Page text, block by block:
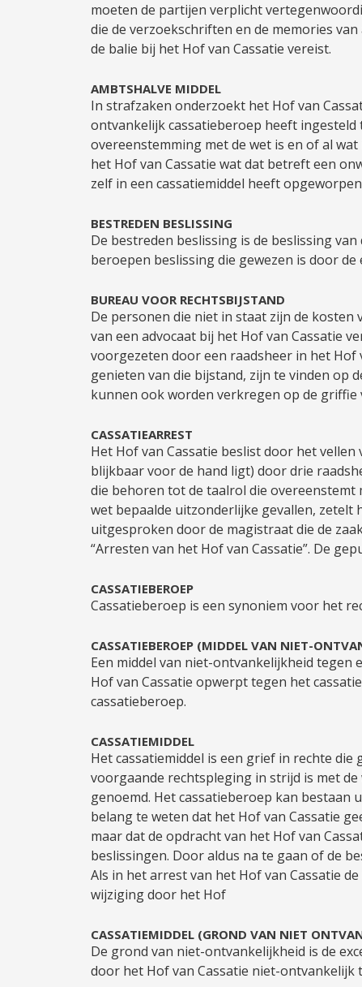
moeten de partijen verplicht
die de verzoekschriften en de memories
de balie bij het Hof van Cassatie vereist.
AMBTSHALVE MIDDEL
In strafzaken onderzoekt het Hof van
ontvankelijk cassatieberoep heeft
overeenstemming met de wet is en of al
het Hof van Cassatie wat dat betreft een
zelf in een cassatiemiddel heeft
BESTREDEN BESLISSING
De bestreden beslissing is de beslissing
beroepen beslissing die gewezen is door
BUREAU VOOR RECHTSBIJSTAND
De personen die niet in staat zijn de
van een advocaat bij het Hof van Cassatie
voorgezeten door een raadsheer in het
genieten van die bijstand, zijn te vinden op
kunnen ook worden verkregen op de griffie
CASSATIEARREST
Het Hof van Cassatie beslist door het
blijkbaar voor de hand ligt) door drie
die behoren tot de taalrol die overeenstemt
wet bepaalde uitzonderlijke gevallen, zetelt
uitgesproken door de magistraat die de
“Arresten van het Hof van Cassatie”. De
CASSATIEBEROEP
Cassatieberoep is een synoniem voor het
CASSATIEBEROEP (MIDDEL VAN NIET-
Een middel van niet-ontvankelijkheid tegen
Hof van Cassatie opwerpt tegen het
cassatieberoep.
CASSATIEMIDDEL
Het cassatiemiddel is een grief in rechte
voorgaande rechtspleging in strijd is met
genoemd. Het cassatieberoep kan bestaan
belang te weten dat het Hof van Cassatie
maar dat de opdracht van het Hof van
beslissingen. Door aldus na te gaan of de
Als in het arrest van het Hof van Cassatie
wijziging door het Hof
CASSATIEMIDDEL (GROND VAN NIET
De grond van niet-ontvankelijkheid is de
door het Hof van Cassatie niet-